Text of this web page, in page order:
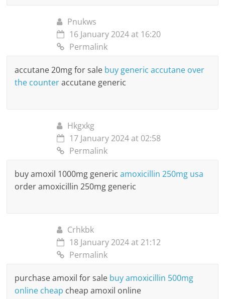
Pnukws
16 January 2024 at 16:20
Permalink
accutane 20mg for sale buy generic accutane over
the counteraccutane generic
Hkgxkg
17 January 2024 at 02:58
Permalink
buy amoxil 1000mg genericamoxicillin 250mg usa
order amoxicillin 250mg generic
Crhkbk
18 January 2024 at 21:12
Permalink
purchase amoxil for sale buy amoxicillin 500mg
online cheap cheap amoxil online